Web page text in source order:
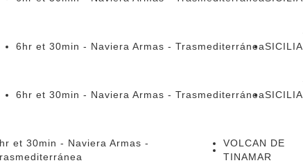
6hr et 30min - Naviera Armas - TrasmediterráneaSICILIA
6hr et 30min - Naviera Armas - TrasmediterráneaSICILIA
et 30min - Naviera Armas -
VOLCAN DE
TINAMAR